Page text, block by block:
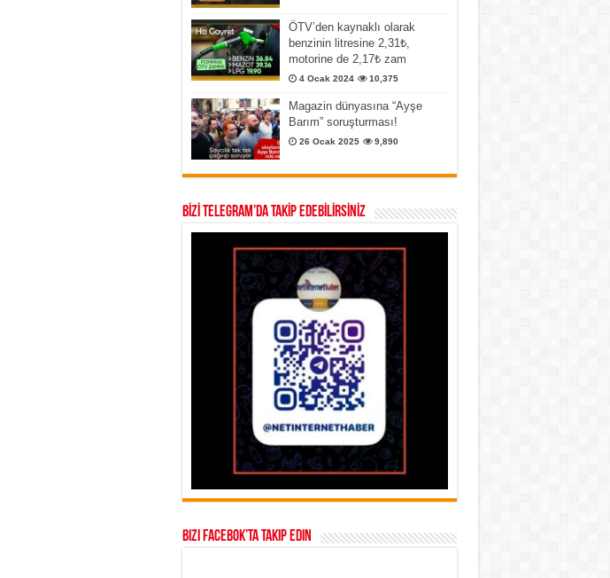
ÖTV’den kaynaklı olarak
benzinin litresine 2,31₺,
motorine de 2,17₺ zam
4 Ocak 2024 10,375
Magazin dünyasına “Ayşe
Barım” soruşturması!
26 Ocak 2025 9,890
BİZİ TELEGRAM’DA TAKİP EDEBİLİRSİNİZ
Bizi Facebok’ta takip edin